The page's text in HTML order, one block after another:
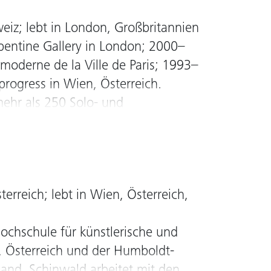
Kunst,
sowie mittelalterliche
Publikationen über
seit 2013 Mitglied im
lebt in London, Großbritannien
Gallery in London; 2000–
de la Ville de Paris; 1993–
in Wien, Österreich.
als 250 Solo- und
darunter (seit 2010): Map
1995 Mitglied im Kunstrat der
lebt in Wien, Österreich,
für künstlerische und
Österreich und der Humboldt-